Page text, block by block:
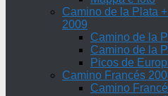
Camino de la Plata
2009
Camino de la
Camino de la
Picos de
Camino Francés
Camino